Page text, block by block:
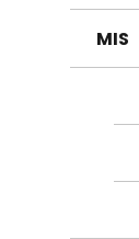
MIS